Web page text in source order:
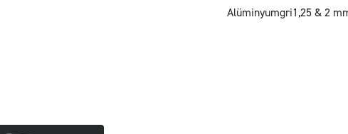
Alüminyumgri1,25 & 2